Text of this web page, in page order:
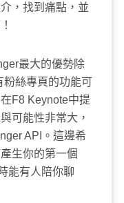
，找到痛點，並
最大的優勢除
粉絲專頁的功能可
F8 Keynote中提
可能性非常大，
API。這邊希
生你的第一個
能有人陪你聊